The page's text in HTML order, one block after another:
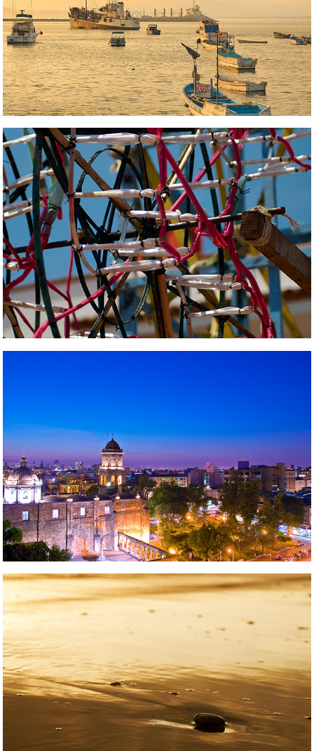
Marinas
Fiestas Populares
Arquitectura y Ciudad
Abstracto